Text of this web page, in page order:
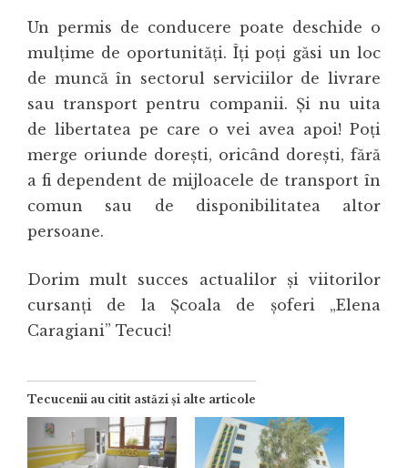
Un permis de conducere poate deschide o
mulțime de oportunități. Îți poți găsi un loc
de muncă în sectorul serviciilor de livrare
sau transport pentru companii. Și nu uita
de libertatea pe care o vei avea apoi! Poți
merge oriunde dorești, oricând dorești, fără
a fi dependent de mijloacele de transport în
comun sau de disponibilitatea altor
persoane.
Dorim mult succes actualilor și viitorilor
cursanți de la Școala de șoferi „Elena
Caragiani” Tecuci!
Tecucenii au citit astăzi și alte articole